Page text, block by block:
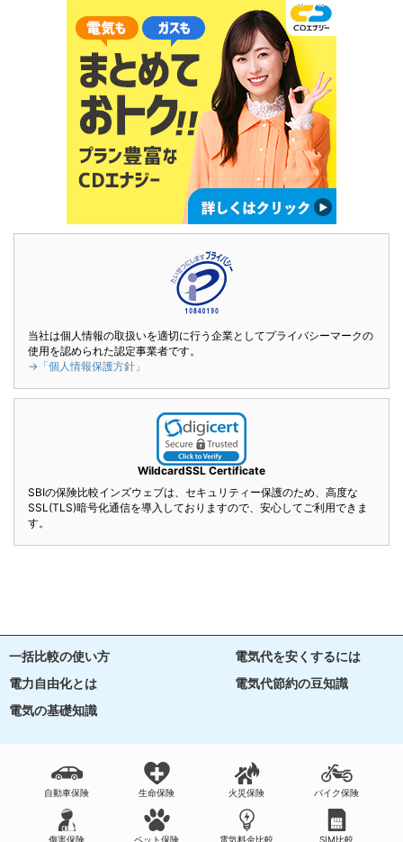
当社は個人情報の取扱いを適切に行う企業としてプライバシーマークの
使用を認められた認定事業者です。
→「個人情報保護方針」
WildcardSSL Certificate
SBIの保険比較インズウェブは、セキュリティー保護のため、高度な
SSL(TLS)暗号化通信を導入しておりますので、安心してご利用できま
す。
一括比較の使い方
電気代を安くするには
電力自由化とは
電気代節約の豆知識
電気の基礎知識
自動車保険 生命保険 火災保険 バイク保険
傷害保険 ペット保険 電気料金比較 SIM比較